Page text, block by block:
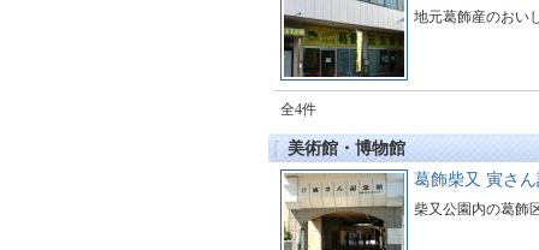
地元葛飾産のおい
全4件
美術館・博物館
葛飾柴又 寅さ
柴又公園内の葛飾